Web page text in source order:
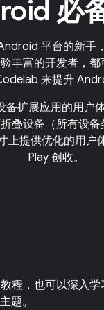
必
平台的新手
丰富的开发者，都
来提升
备扩展应用的用户
叠设备（所有设
上提供优化的用户
Play 创收。
程，也可以深入
题。